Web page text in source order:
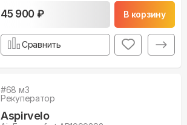
45 900 ₽ В корзину
Сравнить
#68 м3
Рекуператор
Aspirvelo